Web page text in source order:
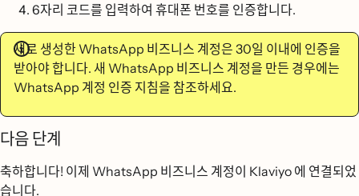
6자리 코드를 입력하여 휴대폰 번호를 인증합니다.
새로 생성한 WhatsApp 비즈니스 계정은 30일 이내에 인증을
받아야 합니다. 새 WhatsApp 비즈니스 계정을 만든 경우에는
WhatsApp 계정 인증 지침을 참조하세요.
다음 단계
축하합니다! 이제 WhatsApp 비즈니스 계정이 Klaviyo 에 연결되었
습니다.